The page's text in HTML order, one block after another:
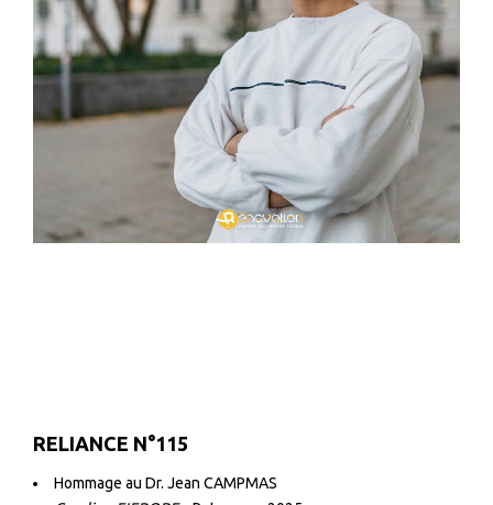
RELIANCE N°115
Hommage au Dr. Jean CAMPMAS